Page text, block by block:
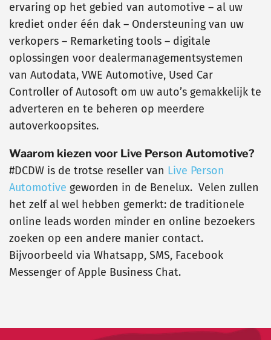
ervaring op het gebied van automotive – al uw
krediet onder één dak – Ondersteuning van uw
verkopers – Remarketing tools – digitale
oplossingen voor dealermanagementsystemen
van Autodata, VWE Automotive, Used Car
Controller of Autosoft om uw auto’s gemakkelijk te
adverteren en te beheren op meerdere
autoverkoopsites.
Waarom kiezen voor Live Person Automotive?
#DCDW is de trotse reseller van Live Person
Automotive geworden in de Benelux. Velen zullen
het zelf al wel hebben gemerkt: de traditionele
online leads worden minder en online bezoekers
zoeken op een andere manier contact.
Bijvoorbeeld via Whatsapp, SMS, Facebook
Messenger of Apple Business Chat.